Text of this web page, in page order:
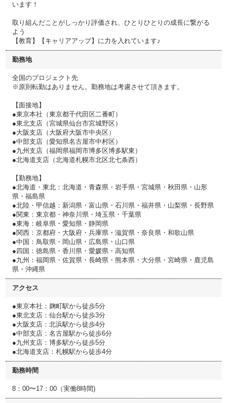
います！
取り組んだことがしっかり評価され、ひとりひとりの成長に繋がる
よう
【教育】【キャリアアップ】に力を入れています♪
勤務地
全国のプロジェクト先
※原則転勤はありません。勤務地は考慮させて頂きます。
【面接地】
●東京本社（東京都千代田区二番町）
●東北支店（宮城県仙台市宮城野区）
●大阪支店（大阪府大阪市中央区）
●中部支店（愛知県名古屋市中村区）
●九州支店（福岡県福岡市博多区博多駅東）
●北海道支店（北海道札幌市北区北七条西）
【勤務地】
●北海道・東北：北海道・青森県・岩手県・宮城県・秋田県・山形
県・福島県
●北陸・甲信越：新潟県・富山県・石川県・福井県・山梨県・長野県
●関東：東京都・神奈川県・埼玉県・千葉県
●東海：岐阜県・愛知県・静岡県
●関西：京都府・大阪府・兵庫県・滋賀県・奈良県・和歌山県
●中国：鳥取県・岡山県・広島県・山口県
●四国：徳島県・香川県・愛媛県・高知県
●九州：福岡県・佐賀県・長崎県・熊本県・大分県・宮崎県・鹿児島
県・沖縄県
アクセス
●東京本社：麹町駅から徒歩5分
●東北支店：仙台駅から徒歩3分
●大阪支店：北浜駅から徒歩4分
●中部支店：名古屋駅から徒歩6分
●九州支店：博多駅から徒歩5分
●北海道支店：札幌駅から徒歩4分
勤務時間
8：00〜17：00（実働8時間)